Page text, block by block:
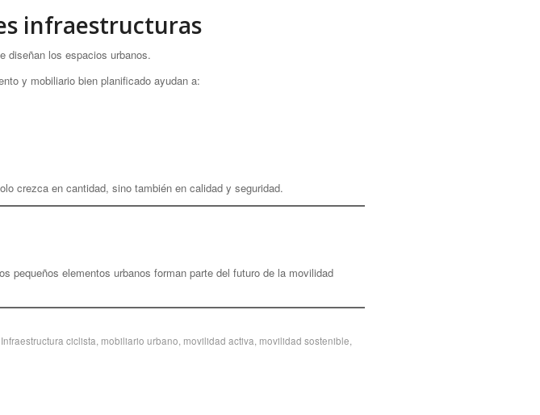
infraestructuras
diseñan los espacios urbanos.
y mobiliario bien planificado ayudan a:
crezca en cantidad, sino también en calidad y seguridad.
pequeños elementos urbanos forman parte del futuro de la movilidad
Infraestructura ciclista mobiliario urbano movilidad activa movilidad sostenible